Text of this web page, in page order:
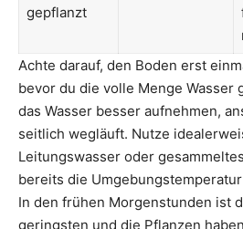
gepflanzt
Achte darauf, den Boden erst
bevor du die volle Menge Wasser
das Wasser besser aufnehmen,
seitlich wegläuft. Nutze
Leitungswasser oder
bereits die
In den frühen Morgenstunden ist
geringsten und die Pflanzen